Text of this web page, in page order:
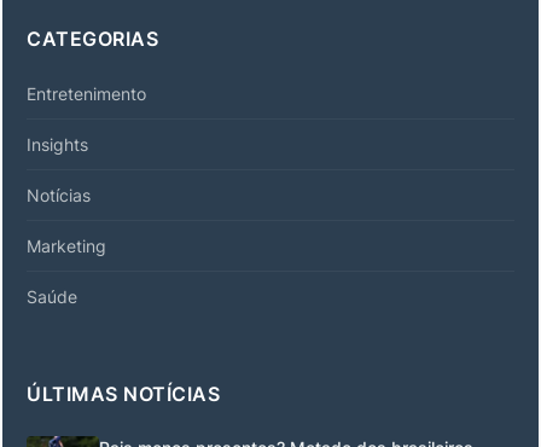
CATEGORIAS
Entretenimento
Insights
Notícias
Marketing
Saúde
ÚLTIMAS NOTÍCIAS